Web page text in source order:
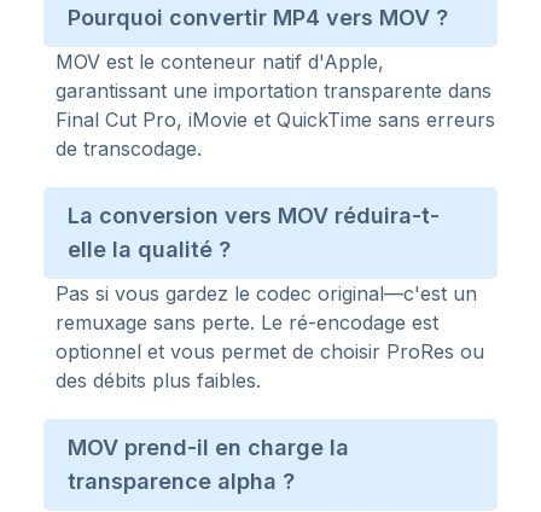
Pourquoi convertir MP4 vers MOV ?
MOV est le conteneur natif d'Apple,
garantissant une importation transparente dans
Final Cut Pro, iMovie et QuickTime sans erreurs
de transcodage.
La conversion vers MOV réduira-t-
elle la qualité ?
Pas si vous gardez le codec original—c'est un
remuxage sans perte. Le ré-encodage est
optionnel et vous permet de choisir ProRes ou
des débits plus faibles.
MOV prend-il en charge la
transparence alpha ?